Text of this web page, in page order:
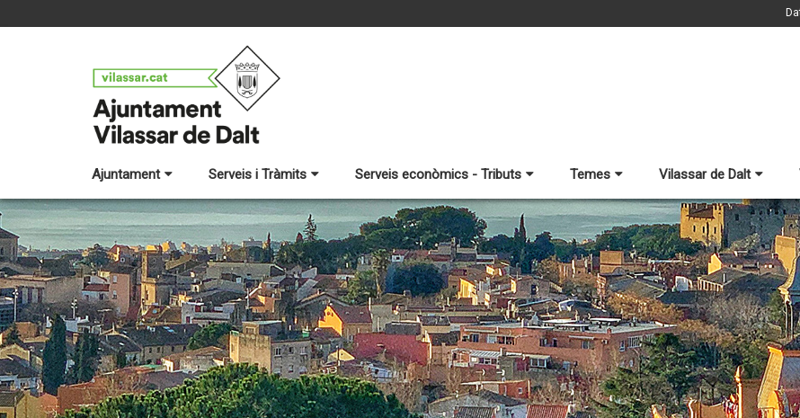
Ajuntament Serveis i Tràmits Serveis econòmics - Tributs Temes Vilassar de Dalt